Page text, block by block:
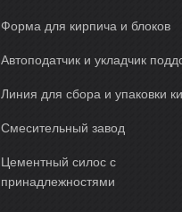
Форма для кирпича и блоков
Автоподатчик и укладчик
Линия для сбора и упаковки
Смесительный завод
Цементный силос с
принадлежностями